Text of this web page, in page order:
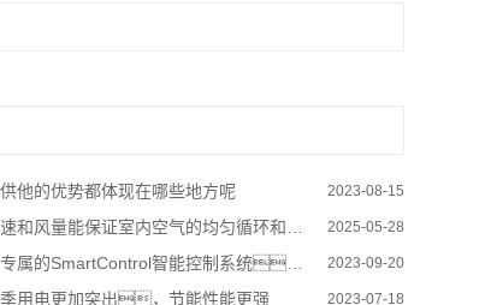
他的优势都体现在哪些地方呢 2023-08-15
和风量能保证室内空气的均匀循环和舒适度 2025-05-28
的SmartControl智能控制系统，操作方便 2023-09-20
用电更加突出，节能性能更强 2023-07-18